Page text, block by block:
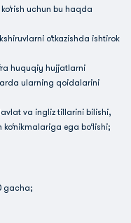
uchun bu haqda
o‘tkazishda ishtirok
huquqiy hujjatlarni
ularning qoidalarini
va ingliz tillarini bilishi,
ega bo‘lishi;
gacha;